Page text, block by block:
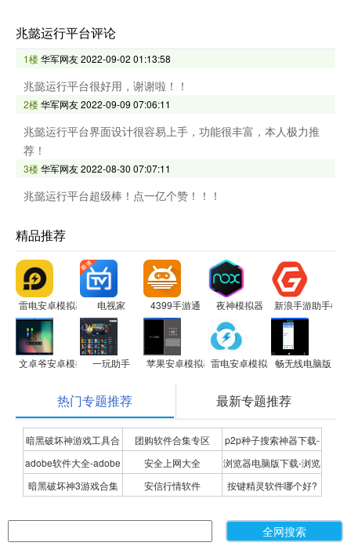
兆懿运行平台评论
1楼华军网友2022-09-02 01:13:58
兆懿运行平台很好用，谢谢啦！！
2楼华军网友2022-09-09 07:06:11
兆懿运行平台界面设计很容易上手，功能很丰富，本人极力推
荐！
3楼华军网友2022-08-30 07:07:11
兆懿运行平台超级棒！点一亿个赞！！！
精品推荐
雷电安卓模拟器 电视家 4399手游通 夜神模拟器 新浪手游助手模
文卓爷安卓模拟器(Windroye)
一玩助手 苹果安卓模拟器Android SDK
雷电安卓模拟器畅无线电脑版
热门专题推荐 最新专题推荐
暗黑破坏神游戏工具合
集
团购软件合集专区
p2p种子搜索神器下载-
P2P种子搜索神器专题
adobe软件大全-adobe
全系列软件下载-adobe
安全上网大全
浏览器电脑版下载-浏览
器下载合集
暗黑破坏神3游戏合集 安信行情软件
按键精灵软件哪个好?